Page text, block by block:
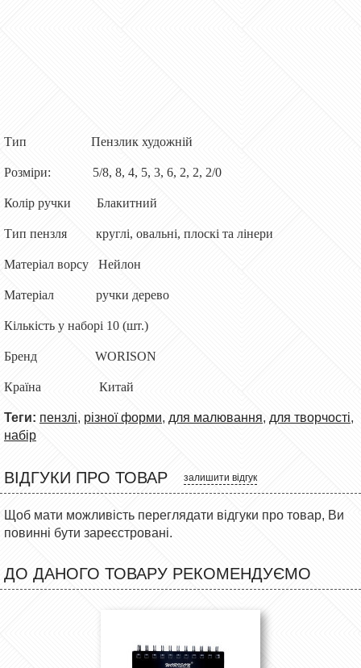
Тип Пензлик художній
Розміри: 5/8, 8, 4, 5, 3, 6, 2, 2, 2/0
Колір ручки Блакитний
Тип пензля круглі, овальні, плоскі та лінери
Матеріал ворсу Нейлон
Матеріал ручки дерево
Кількість у наборі 10 (шт.)
Бренд WORISON
Країна Китай
Теги: пензлі, різної форми, для малювання, для творчості,
набір
ВІДГУКИ ПРО ТОВАР залишити відгук
Щоб мати можливість переглядати відгуки про товар, Ви
повинні бути зареєстровані.
ДО ДАНОГО ТОВАРУ РЕКОМЕНДУЄМО